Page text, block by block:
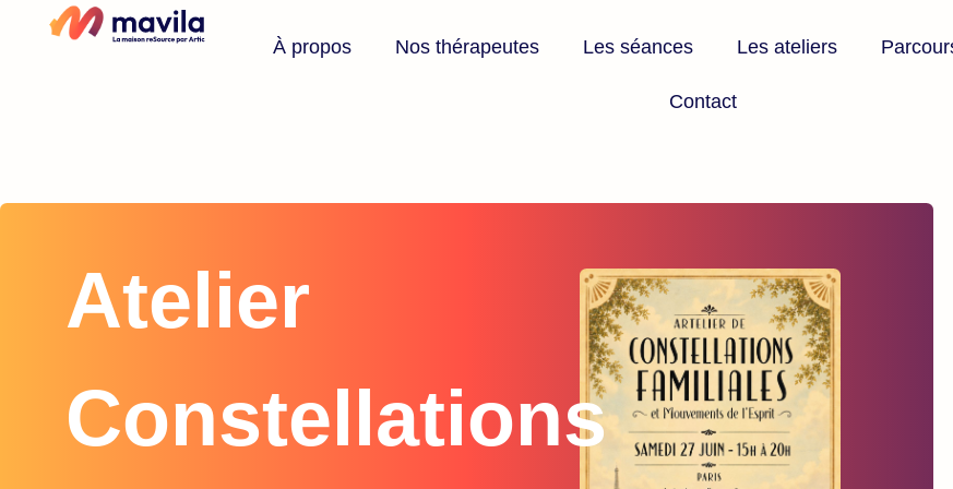
À propos Nos thérapeutes Les séances Les ateliers
Contact
Atelier
Constellations